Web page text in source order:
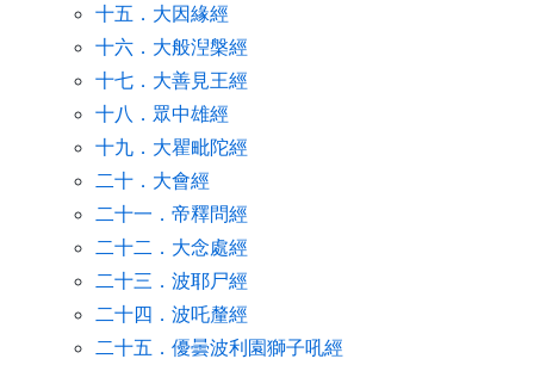
十五．大因緣經
十六．大般湼槃經
十七．大善見王經
十八．眾中雄經
十九．大瞿毗陀經
二十．大會經
二十一．帝釋問經
二十二．大念處經
二十三．波耶尸經
二十四．波吒釐經
二十五．優曇波利園獅子吼經